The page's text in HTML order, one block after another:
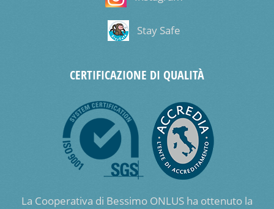
Stay Safe
CERTIFICAZIONE DI QUALITÀ
La Cooperativa di Bessimo ONLUS ha ottenuto la